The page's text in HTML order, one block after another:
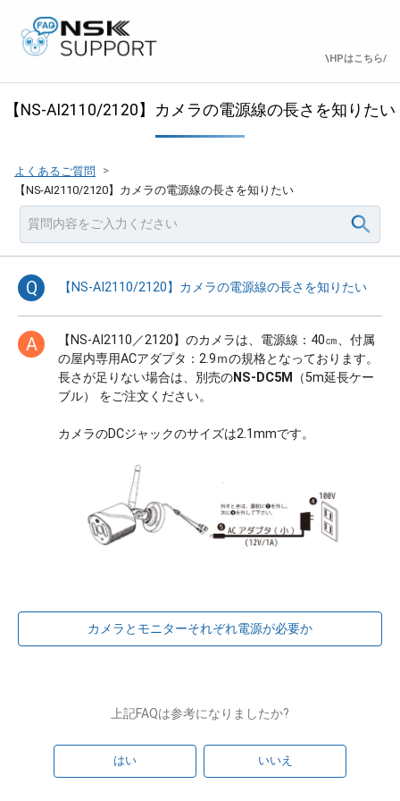
\HPはこちら/
【NS-AI2110/2120】カメラの電源線の長さを知りたい
よくあるご質問
>
【NS-AI2110/2120】カメラの電源線の長さを知りたい
Q 【NS-AI2110/2120】カメラの電源線の長さを知りたい
A
【NS-AI2110／2120】のカメラは、電源線：40㎝、付属
の屋内専用ACアダプタ：2.9ｍの規格となっております。
長さが足りない場合は、別売のNS-DC5M
（5m延長ケー
ブル） をご注文ください。
カメラのDCジャックのサイズは2.1mmです。
カメラとモニターそれぞれ電源が必要か
上記FAQは参考になりましたか?
はい いいえ